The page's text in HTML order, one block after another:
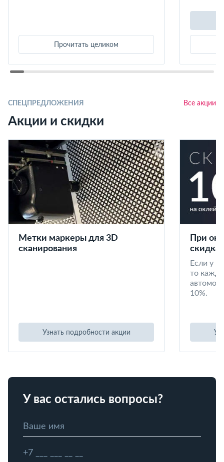
Прочитать целиком
СПЕЦПРЕДЛОЖЕНИЯ Все акции
Акции и скидки
Метки маркеры для 3D
сканирования
Узнать подробности акции
При
скидка
Если у
то
10%.
У вас остались вопросы?